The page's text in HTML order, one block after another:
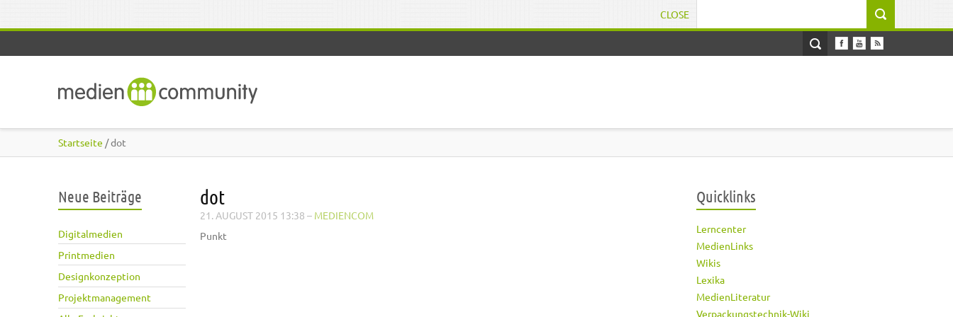
CLOSE
Startseite / dot
Neue Beiträge
Digitalmedien
Printmedien
Designkonzeption
Projektmanagement
dot
21. AUGUST 2015 13:38 – MEDIENCOM
Punkt
Quicklinks
Lerncenter
MedienLinks
Wikis
Lexika
MedienLiteratur
Verpackungstechnik-Wiki